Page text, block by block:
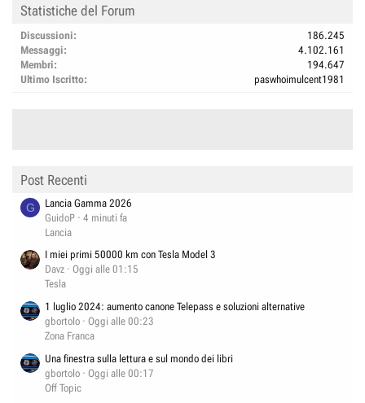
Statistiche del Forum
Discussioni
186.245
Messaggi
4.102.161
Membri
194.647
Ultimo Iscritto
paswhoimulcent1981
Post Recenti
G
Lancia Gamma 2026
GuidoP
4 minuti fa
Lancia
I miei primi 50000 km con Tesla Model 3
Davz
Oggi alle 01:15
Tesla
1 luglio 2024: aumento canone Telepass e soluzioni alternative
gbortolo
Oggi alle 00:23
Zona Franca
Una finestra sulla lettura e sul mondo dei libri
gbortolo
Oggi alle 00:17
Off Topic